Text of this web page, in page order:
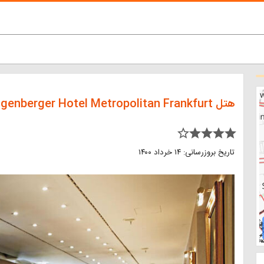
هتل Steigenberger Hotel Metropolitan Frankfurt
star_border star star star star
تاریخ بروزرسانی: ۱۴ خرداد ۱۴۰۰